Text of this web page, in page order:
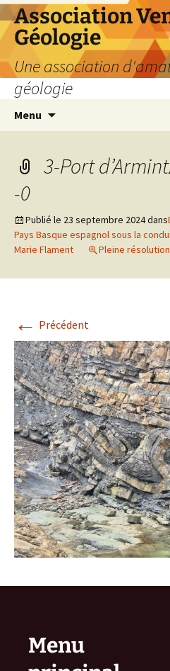
Aller
au
contenu
Association
Géologie
Une association
géologie
Menu
3-Port
-0
Publié le 23 septembre 2024dans
Pays Basque espagnol sous la
Marie Flament
Pleine résolution
← Précédent
Menu